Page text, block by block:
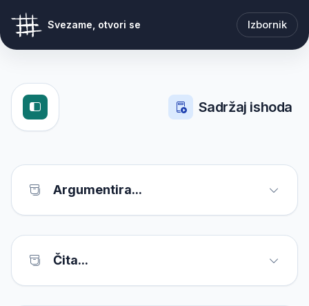
Svezame, otvori se Izbornik
Sadržaj ishoda
Argumentira...
Čita...